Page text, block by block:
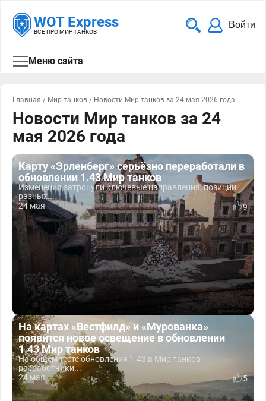
WOT Express
ВСЁ ПРО МИР ТАНКОВ
Войти
Меню сайта
Главная / Мир танков / Новости Мир танков за 24 мая 2026 года
Новости Мир танков за 24
мая 2026 года
Карту «Эрленберг» серьёзно переработали в
обновлении 1.43 Мир танков
Изменения затронули ключевые направления, позиции
разных...
24 мая
9
На картах «Вестфилд» и «Мурованка»
появится новое освещение в обновлении
1.43 Мир танков
На общем тесте обновления 1.43 в Мир танков
разработчики...
24 мая
5